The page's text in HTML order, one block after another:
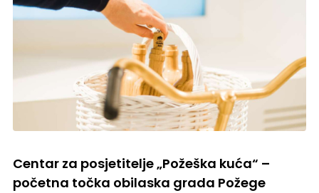
Centar za posjetitelje „Požeška kuća“ –
početna točka obilaska grada Požege